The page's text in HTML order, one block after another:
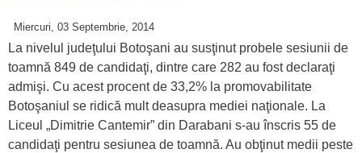
Miercuri, 03 Septembrie, 2014
La nivelul judeţului Botoşani au susţinut probele sesiunii de
toamnă 849 de candidaţi, dintre care 282 au fost declaraţi
admişi. Cu acest procent de 33,2% la promovabilitate
Botoşaniul se ridică mult deasupra mediei naţionale. La
Liceul „Dimitrie Cantemir” din Darabani s-au înscris 55 de
candidaţi pentru sesiunea de toamnă. Au obţinut medii peste